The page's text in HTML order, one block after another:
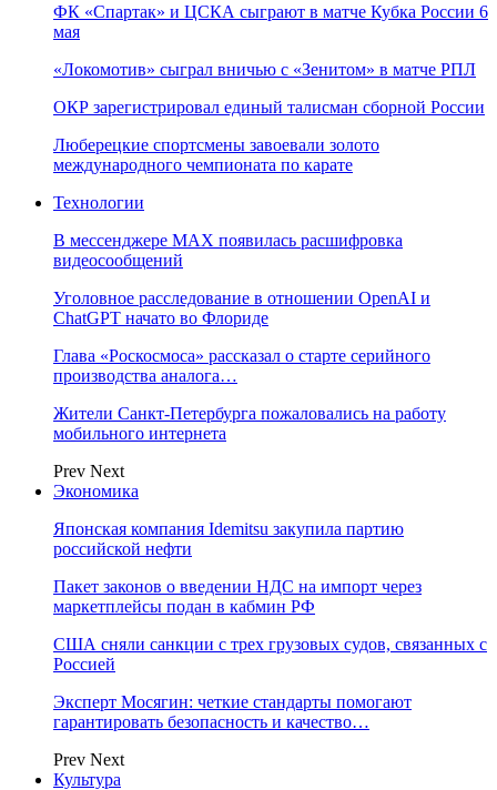
ФК «Спартак» и ЦСКА сыграют в матче Кубка России 6
мая
«Локомотив» сыграл вничью с «Зенитом» в матче РПЛ
ОКР зарегистрировал единый талисман сборной России
Люберецкие спортсмены завоевали золото
международного чемпионата по карате
Технологии
В мессенджере MAX появилась расшифровка
видеосообщений
Уголовное расследование в отношении OpenAI и
ChatGPT начато во Флориде
Глава «Роскосмоса» рассказал о старте серийного
производства аналога…
Жители Санкт-Петербурга пожаловались на работу
мобильного интернета
Prev Next
Экономика
Японская компания Idemitsu закупила партию
российской нефти
Пакет законов о введении НДС на импорт через
маркетплейсы подан в кабмин РФ
США сняли санкции с трех грузовых судов, связанных с
Россией
Эксперт Мосягин: четкие стандарты помогают
гарантировать безопасность и качество…
Prev Next
Культура